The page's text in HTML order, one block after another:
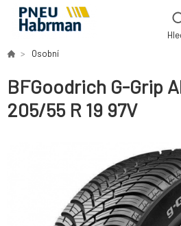
Osobní
BFGoodrich G-Grip
205/55 R 19 97V